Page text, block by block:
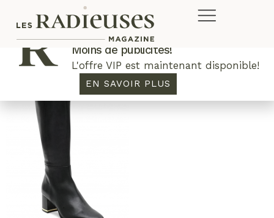
Plus de concours. Plus de rabais.
Moins de publicités!
L'offre VIP est maintenant disponible!
EN SAVOIR PLUS